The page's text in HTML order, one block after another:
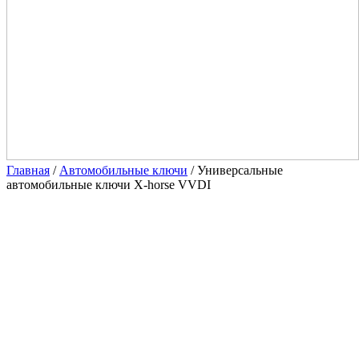
Главная / Автомобильные ключи / Универсальные
автомобильные ключи X-horse VVDI